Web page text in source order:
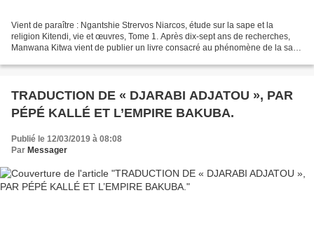
Vient de paraître : Ngantshie Strervos Niarcos, étude sur la sape et la
religion Kitendi, vie et œuvres, Tome 1. Après dix-sept ans de recherches,
Manwana Kitwa vient de publier un livre consacré au phénomène de la sape
TRADUCTION DE « DJARABI ADJATOU », PAR
PÉPÉ KALLÉ ET L’EMPIRE BAKUBA.
Publié le 12/03/2019 à 08:08
Par Messager